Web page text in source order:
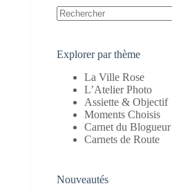
Explorer par thème
La Ville Rose
L’Atelier Photo
Assiette & Objectif
Moments Choisis
Carnet du Blogueur
Carnets de Route
Nouveautés